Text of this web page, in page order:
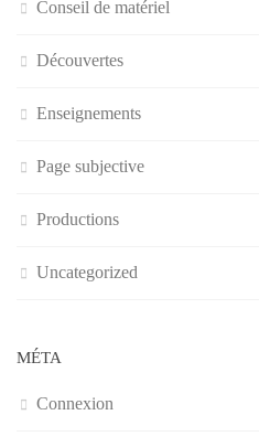
Conseil de matériel
Découvertes
Enseignements
Page subjective
Productions
Uncategorized
MÉTA
Connexion